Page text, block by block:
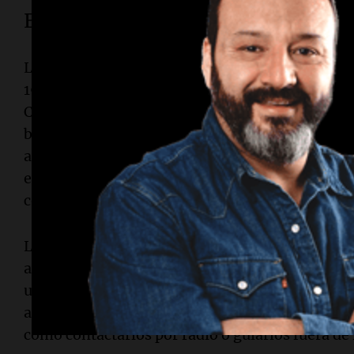
El incidente de los aviones de
Los cargos contra Castro se refieren a un
1996, cuando aviones de combate cubanos
Cessna que pertenecían a
Hermanos al Rescate
buscaba rescatar a cubanos que intentaban
ataque, fallecieron cuatro personas a bordo de
estadounidensesArmando Alejandre Jr.,Carlos
como el residente permanente Pablo Morales.
La Organización de Aviación Civil Internacional
aviones estaban fuera del espacio aéreo
una afirmación que Cuba rechaza. Esta
autoridades cubanas no intentaron interceptar
como contactarlos por radio o guiarlos fuera de